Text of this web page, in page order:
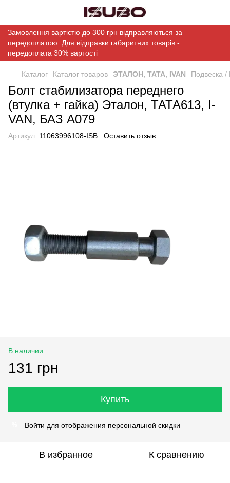
Замовлення вартістю до 300 грн відправляються за
передоплатою. Для відправки габаритних товарів -
передоплата 30% вартості
Каталог Каталог товаров ЭТАЛОН, ТАТА, IVAN Подвеска /
Болт стабилизатора переднего
(втулка + гайка) Эталон, ТАТА613, I-
VAN, БАЗ А079
Артикул: 11063996108-ISB Оставить отзыв
В наличии
131 грн
Купить
Войти для отображения персональной скидки
В избранное К сравнению